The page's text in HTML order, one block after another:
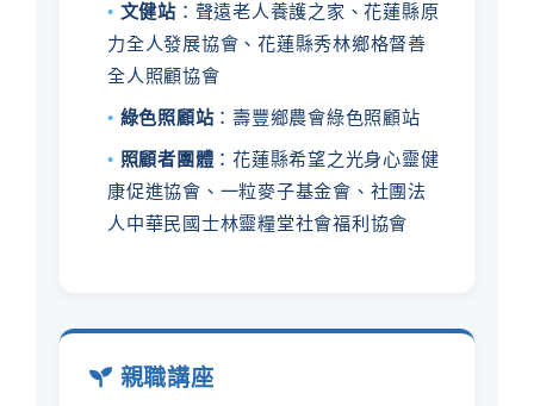
• 文健站：聲遠老人養護之家、花蓮縣原
力全人發展協會、花蓮縣秀林鄉格督善
全人照顧協會
• 綠色照顧站：壽豐鄉農會綠色照顧站
• 照顧者團體 ：花蓮縣希望之光身心靈健
康促進協會、一粒麥子基金會、社團法
人中華民國士林靈糧堂社會福利協會
親職講座